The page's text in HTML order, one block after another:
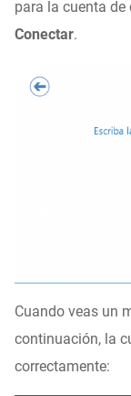
para la cuenta de
Conectar.
Cuando veas un
continuación, la
correctamente: